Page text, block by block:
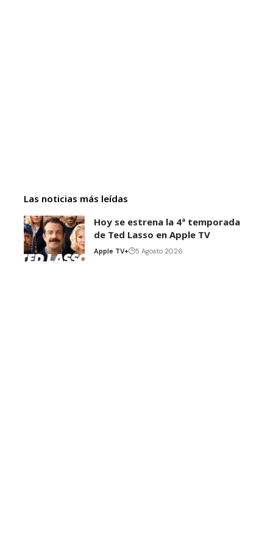
Las noticias más leídas
Hoy se estrena la 4ª temporada
de Ted Lasso en Apple TV
Apple TV+ 5 Agosto 2026